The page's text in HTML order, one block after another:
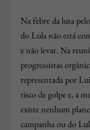
Na febre da luta
do Lula não está
e não levar. Na
progressistas
representada por
risco de golpe e, a
existe nenhum
campanha ou do